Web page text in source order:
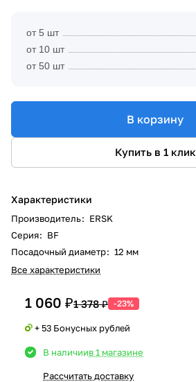
от 5 шт
от 10 шт
от 50 шт
В корзину
Купить в 1 клик
Характеристики
Производитель: ERSK
Серия: BF
Посадочный диаметр: 12 мм
Все характеристики
1 060 ₽1 378 ₽ -23%
+ 53 Бонусных рублей
В наличиив 1 магазине
Рассчитать доставку